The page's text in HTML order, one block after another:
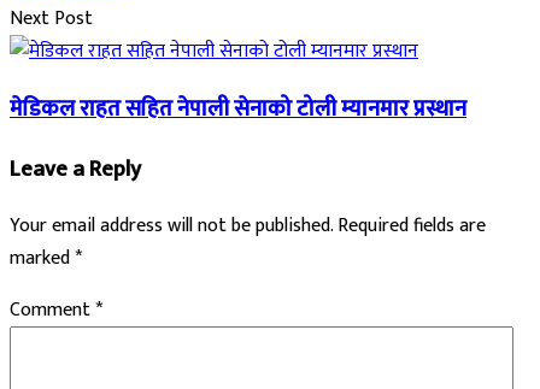
Next Post
मेडिकल राहत सहित नेपाली सेनाको टोली म्यानमार प्रस्थान
Leave a Reply
Your email address will not be published.Required fields are
marked*
Comment*